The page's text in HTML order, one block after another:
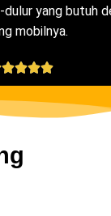
yang butuh
mobilnya.
